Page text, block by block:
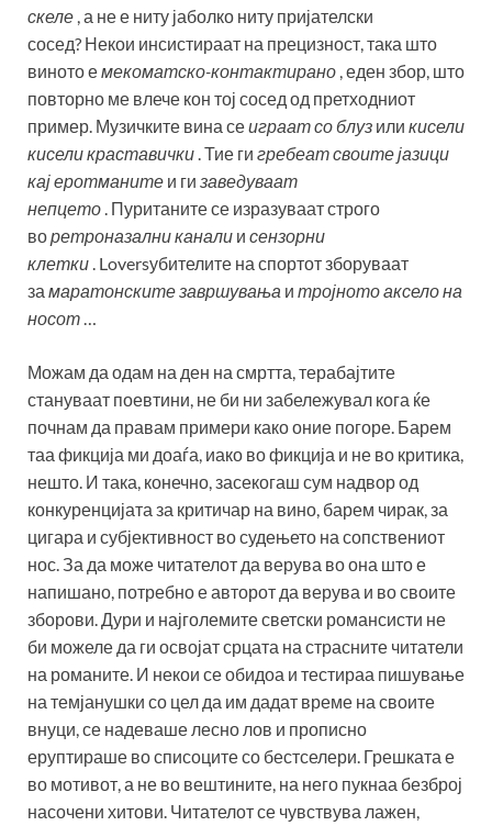
скеле , а не е ниту јаболко ниту пријателски
сосед? Некои инсистираат на прецизност, така што
виното емекоматско-контактирано , еден збор, што
повторно ме влече кон тој сосед од претходниот
пример. Музичките вина сеиграат со блуз или кисели
кисели краставички . Тие ги гребеат своите јазици
кај еротманите и ги заведуваат
непцето . Пуританите се изразуваат строго
воретроназални канали и сензорни
клетки . Loversубителите на спортот зборуваат
за маратонските завршувања и тројното аксело на
носот
Можам да одам на ден на смртта, терабајтите
стануваат поевтини, не би ни забележувал кога ќе
почнам да правам примери како оние погоре. Барем
таа фикција ми доаѓа, иако во фикција и не во критика,
нешто. И така, конечно, засекогаш сум надвор од
конкуренцијата за критичар на вино, барем чирак, за
цигара и субјективност во судењето на сопствениот
нос. За да може читателот да верува во она што е
напишано, потребно е авторот да верува и во своите
зборови. Дури и најголемите светски романсисти не
би можеле да ги освојат срцата на страсните читатели
на романите. И некои се обидоа и тестираа пишување
на темјанушки со цел да им дадат време на своите
внуци, се надеваше лесно лов и прописно
еруптираше во списоците со бестселери. Грешката е
во мотивот, а не во вештините, на него пукнаа безброј
насочени хитови. Читателот се чувствува лажен,